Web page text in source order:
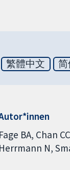
繁體中文
Fage BA Chan
Herrmann N